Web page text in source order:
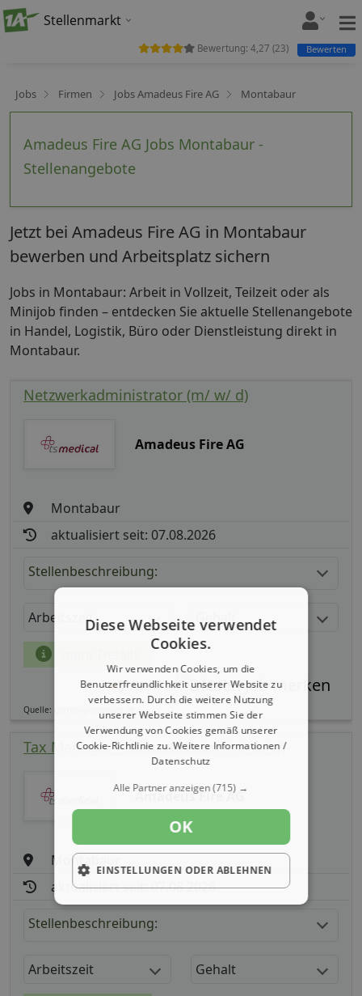
Stellenmarkt
Jobs Firmen Jobs Amadeus Fire AG Montabaur
Amadeus Fire AG Jobs Montabaur -
Stellenangebote
Bewertung: 4,27 (23) Bewerten
Jetzt bei Amadeus Fire AG in Montabaur
bewerben und Arbeitsplatz sichern
Jobs in Montabaur: Arbeit in Vollzeit, Teilzeit oder als
Minijob finden – entdecken Sie aktuelle Stellenangebote
in Handel, Logistik, Büro oder Dienstleistung direkt in
Montabaur.
Netzwerkadministrator (m/ w/ d)
Amadeus Fire AG
Montabaur
aktualisiert seit: 07.08.2026
Stellenbeschreibung:
Arbeitszeit
Teilen
Quelle: germanpersonnel.de
Tax Manager / Steuerberater (m/ w/ d)
Amadeus Fire AG
Montabaur
aktualisiert seit: 07.08.2026
Stellenbeschreibung:
Arbeitszeit Gehalt
Diese Webseite verwendet
Cookies.
Wir verwenden Cookies, um die
Benutzerfreundlichkeit unserer Website zu
verbessern. Durch die weitere Nutzung
unserer Webseite stimmen Sie der
Verwendung von Cookies gemäß unserer
Cookie-Richtlinie zu.Weitere Informationen /
Datenschutz
Alle Partner anzeigen(715) →
OK
EINSTELLUNGEN ODER ABLEHNEN